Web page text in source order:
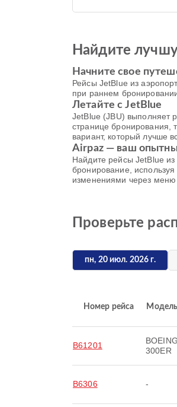
Найдите
Начните свое
Рейсы JetBlue из
при раннем
Летайте с JetBlue
JetBlue (JBU) выполняет
странице бронирования,
вариант, который лучше
Airpaz — ваш
Найдите рейсы JetBlue
бронирование,
изменениями через
Проверьте
пн, 20 июл. 2026 г.
Номер рейса
B61201
300ER
B6306 -